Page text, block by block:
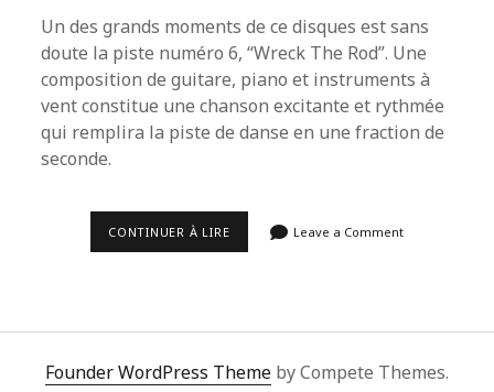
Un des grands moments de ce disques est sans
doute la piste numéro 6, “Wreck The Rod”. Une
composition de guitare, piano et instruments à
vent constitue une chanson excitante et rythmée
qui remplira la piste de danse en une fraction de
seconde.
CONTINUER À LIRE[CHRONICK]
(2019).
Leave a Comment
Founder WordPress Theme by Compete Themes.